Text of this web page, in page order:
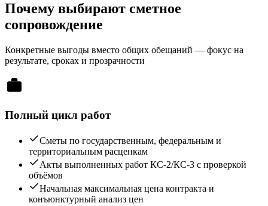
Почему выбирают сметное
сопровождение
Конкретные выгоды вместо общих обещаний — фокус на
результате, сроках и прозрачности
Полный цикл работ
Сметы по государственным, федеральным и
территориальным расценкам
Акты выполненных работ КС-2/КС-3 с проверкой
объёмов
Начальная максимальная цена контракта и
конъюнктурный анализ цен